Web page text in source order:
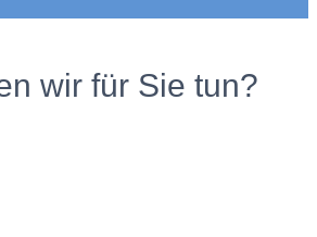
wir für Sie tun?